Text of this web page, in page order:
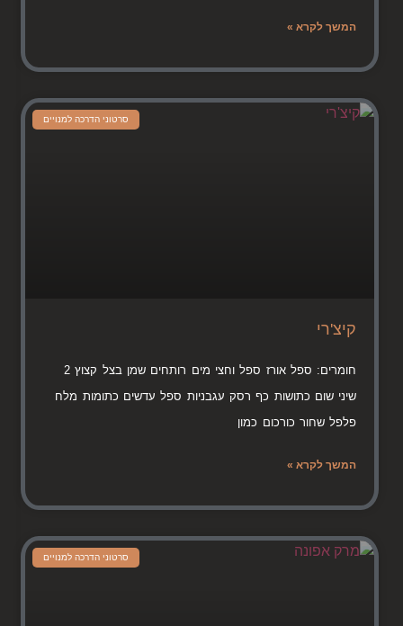
המשך לקרא »
סרטוני הדרכה למנויים
קיצ'רי
חומרים: ספל אורז ספל וחצי מים רותחים שמן בצל קצוץ 2
שיני שום כתושות כף רסק עגבניות ספל עדשים כתומות מלח
פלפל שחור כורכום כמון
המשך לקרא »
סרטוני הדרכה למנויים